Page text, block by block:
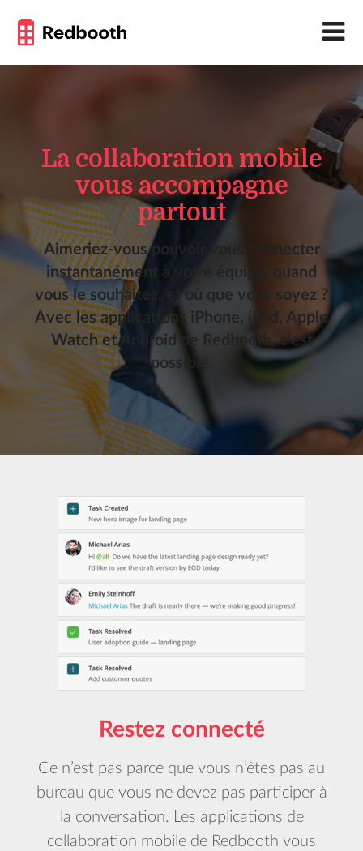
La collaboration mobile
vous accompagne
partout
Aimeriez-vous pouvoir vous connecter
instantanément à votre équipe, quand
vous le souhaitez, et où que vous soyez ?
Avec les applications iPhone, iPad, Apple
Watch et Android de Redbooth, c'est
possible.
Restez connecté
Ce n’est pas parce que vous n’êtes pas au
bureau que vous ne devez pas participer à
la conversation. Les applications de
collaboration mobile de Redbooth vous